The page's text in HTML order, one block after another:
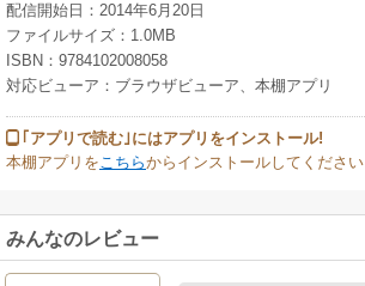
配信開始日：2014年6月20日
ファイルサイズ：1.0MB
ISBN：9784102008058
対応ビューア：ブラウザビューア、本棚アプリ
｢アプリで読む｣にはアプリをインストール!
本棚アプリをこちらからインストールしてください
みんなのレビュー